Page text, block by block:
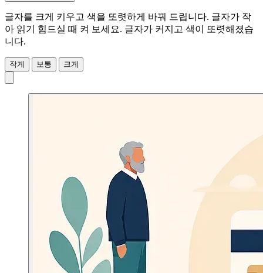
글자를 크게 키우고 색을 또렷하게 바꿔 드립니다. 글자가 작
아 읽기 힘드실 때 켜 보세요. 글자가 커지고 색이 또렷해졌습
니다.
작게 보통 크게